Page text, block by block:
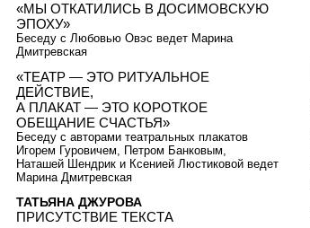
«МЫ ОТКАТИЛИСЬ В ДОСИМОВСКУЮ
ЭПОХУ»
Беседу с Любовью Овэс ведет Марина
Дмитревская
«ТЕАТР — ЭТО РИТУАЛЬНОЕ
ДЕЙСТВИЕ,
А ПЛАКАТ — ЭТО КОРОТКОЕ
ОБЕЩАНИЕ СЧАСТЬЯ»
Беседу с авторами театральных плакатов
Игорем Гуровичем, Петром Банковым,
Наташей Шендрик и Ксенией Люстиковой ведет
Марина Дмитревская
ТАТЬЯНА ДЖУРОВА
ПРИСУТСТВИЕ ТЕКСТА